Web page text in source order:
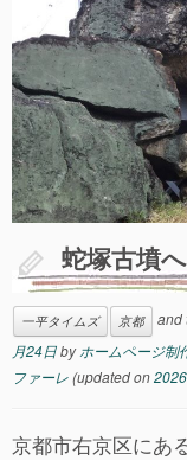
蛇塚古墳
一平タイムズ 京都 and
月24日byホームページ制
ファーレ(updated on
京都市右京区にあ